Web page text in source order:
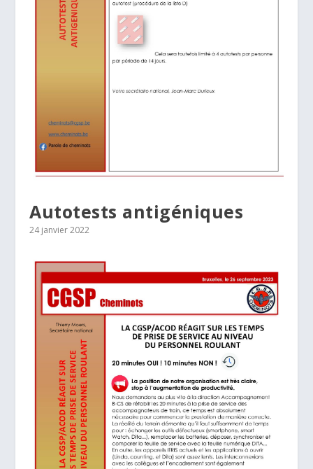
Autotests antigéniques
24 janvier 2022